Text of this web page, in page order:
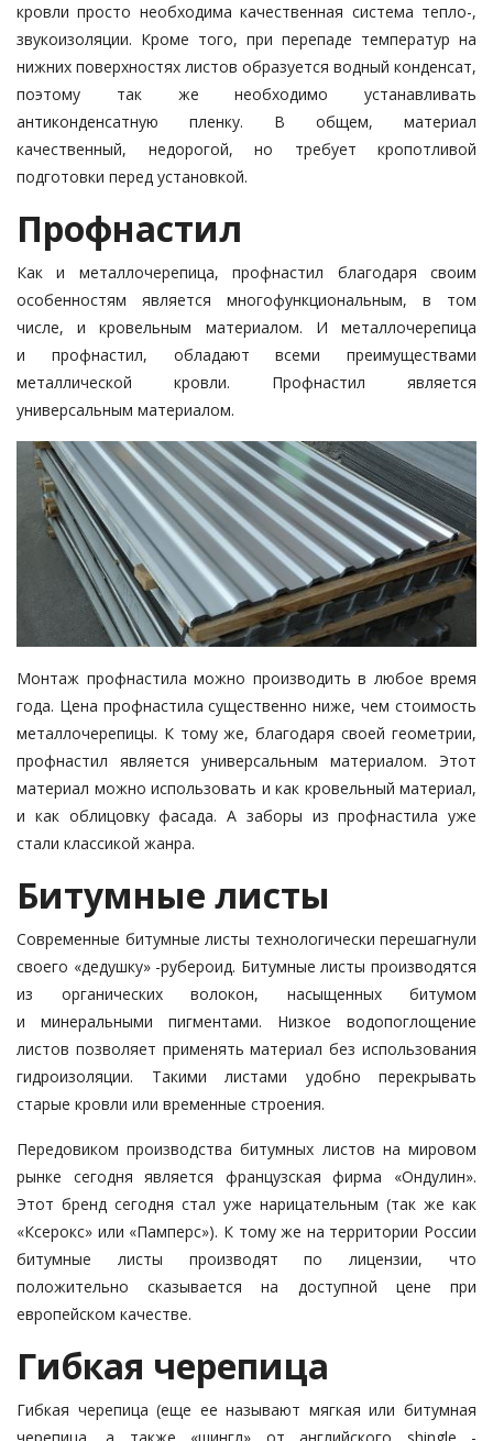
кровли просто необходима качественная система тепло-,
звукоизоляции. Кроме того, при перепаде температур на
нижних поверхностях листов образуется водный конденсат,
поэтому так же необходимо устанавливать
антиконденсатную пленку. В общем, материал
качественный, недорогой, но требует кропотливой
подготовки перед установкой.
Профнастил
Как и металлочерепица, профнастил благодаря своим
особенностям является многофункциональным, в том
числе, и кровельным материалом. И металлочерепица
и профнастил, обладают всеми преимуществами
металлической кровли. Профнастил является
универсальным материалом.
Монтаж профнастила можно производить в любое время
года. Цена профнастила существенно ниже, чем стоимость
металлочерепицы. К тому же, благодаря своей геометрии,
профнастил является универсальным материалом. Этот
материал можно использовать и как кровельный материал,
и как облицовку фасада. А заборы из профнастила уже
стали классикой жанра.
Битумные листы
Современные битумные листы технологически перешагнули
своего «дедушку» -рубероид. Битумные листы производятся
из органических волокон, насыщенных битумом
и минеральными пигментами. Низкое водопоглощение
листов позволяет применять материал без использования
гидроизоляции. Такими листами удобно перекрывать
старые кровли или временные строения.
Передовиком производства битумных листов на мировом
рынке сегодня является французская фирма «Ондулин».
Этот бренд сегодня стал уже нарицательным (так же как
«Ксерокс» или «Памперс»). К тому же на территории России
битумные листы производят по лицензии, что
положительно сказывается на доступной цене при
европейском качестве.
Гибкая черепица
Гибкая черепица (еще ее называют мягкая или битумная